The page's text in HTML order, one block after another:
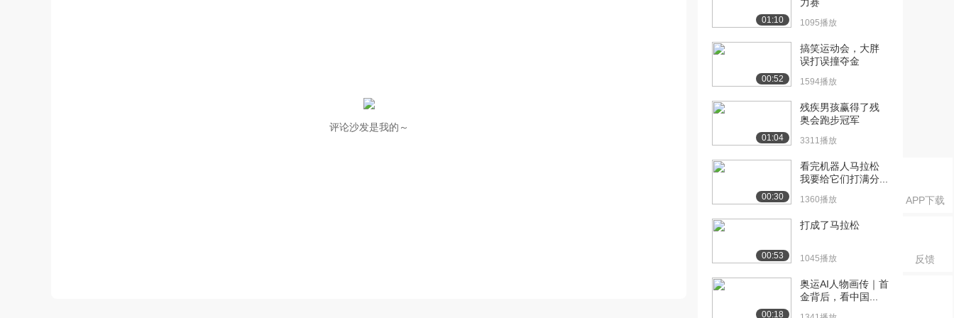
APP下载
反馈
评论沙发是我的～
01:10 1095播放
00:52
搞笑运动会，大胖
误打误撞夺金
1594播放
01:04
残疾男孩赢得了残
奥会跑步冠军
3311播放
00:30
看完机器人马拉松
我要给它们打满分...
1360播放
00:53
打成了马拉松
1045播放
00:18
奥运AI人物画传｜首
金背后，看中国...